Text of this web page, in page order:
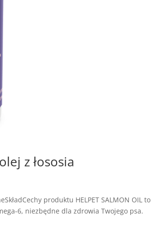
z łososia
produktu HELPET SALMON OIL to
6, niezbędne dla zdrowia Twojego psa.